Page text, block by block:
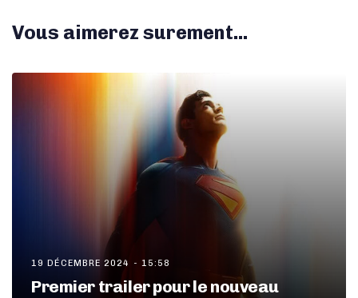
Vous aimerez surement...
19 DÉCEMBRE 2024 - 15:58
Premier trailer pour le nouveau